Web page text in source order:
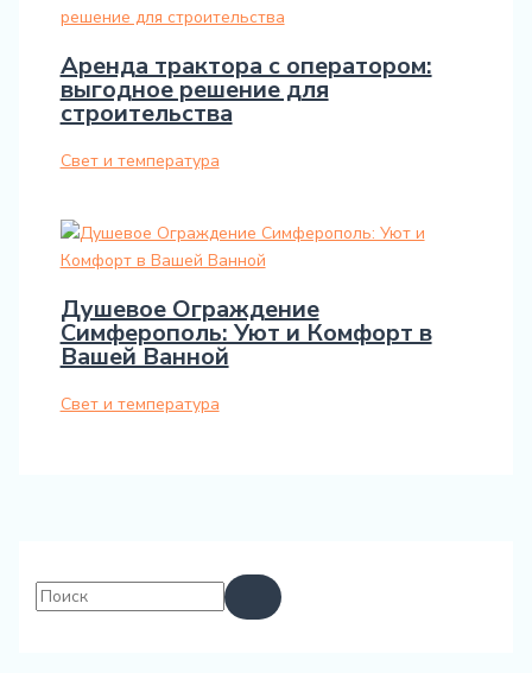
Аренда трактора с оператором:
выгодное решение для
строительства
Свет и температура
Душевое Ограждение
Симферополь: Уют и Комфорт в
Вашей Ванной
Свет и температура